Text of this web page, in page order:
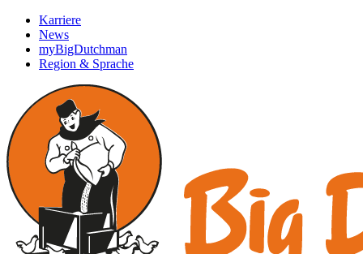
Karriere
News
myBigDutchman
Region & Sprache